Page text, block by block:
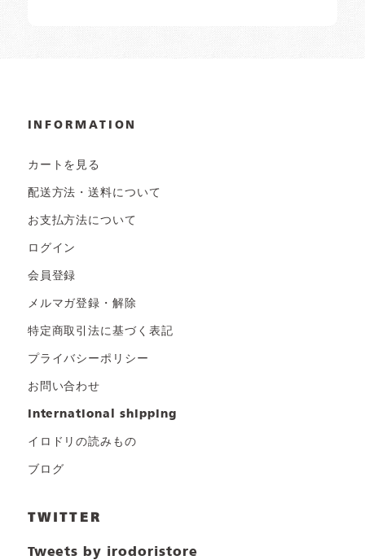
INFORMATION
カートを見る
配送方法・送料について
お支払方法について
ログイン
会員登録
メルマガ登録・解除
特定商取引法に基づく表記
プライバシーポリシー
お問い合わせ
international shipping
イロドリの読みもの
ブログ
TWITTER
Tweets by irodoristore